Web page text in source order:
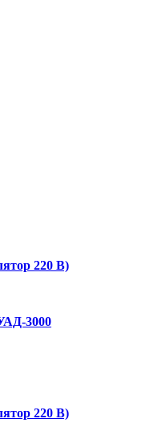
220 В)
3000
220 В)